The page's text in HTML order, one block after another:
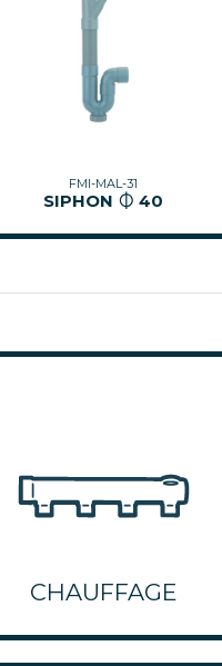
FMI-MAL-31
SIPHON ⏀ 40
CHAUFFAGE